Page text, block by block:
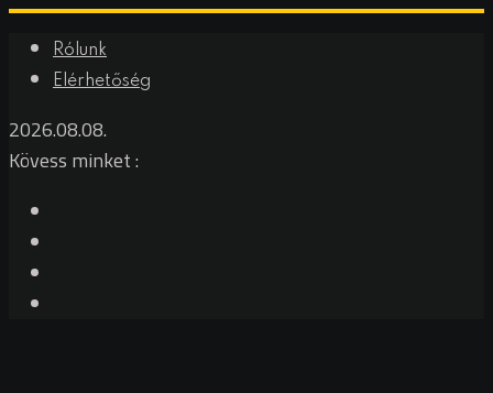
Rólunk
Elérhetőség
2026.08.08.
Kövess minket :